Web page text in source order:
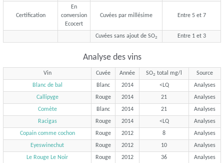
Certification
En
conversion
Ecocert
Cuvées par millésime Entre 5 et 7
Cuvées sans ajout de SO2 Entre 1 et 3
Analyse des vins
Vin Cuvée Année SO2 total mg/l
Source
Blanc de bal
Blanc 2014 <LQ
Analyses
Callipyge
Rouge 2014 21
Analyses
Comète
Blanc 2014 21
Analyses
Racigas
Rouge 2014 <LQ
Analyses
Copain comme cochon
Rouge 2012 8
Analyses
Eyeswinechut
Rouge 2012 10
Analyses
Le Rouge Le Noir
Rouge 2012 36
Analyses